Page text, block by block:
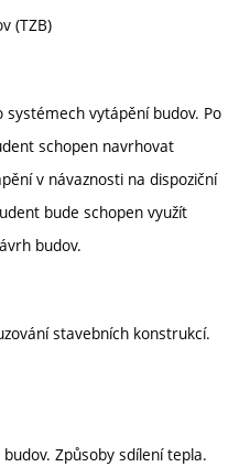
(TZB)
systémech vytápění budov. Po
schopen navrhovat
v návaznosti na dispoziční
bude schopen využít
budov.
stavebních konstrukcí.
Způsoby sdílení tepla.